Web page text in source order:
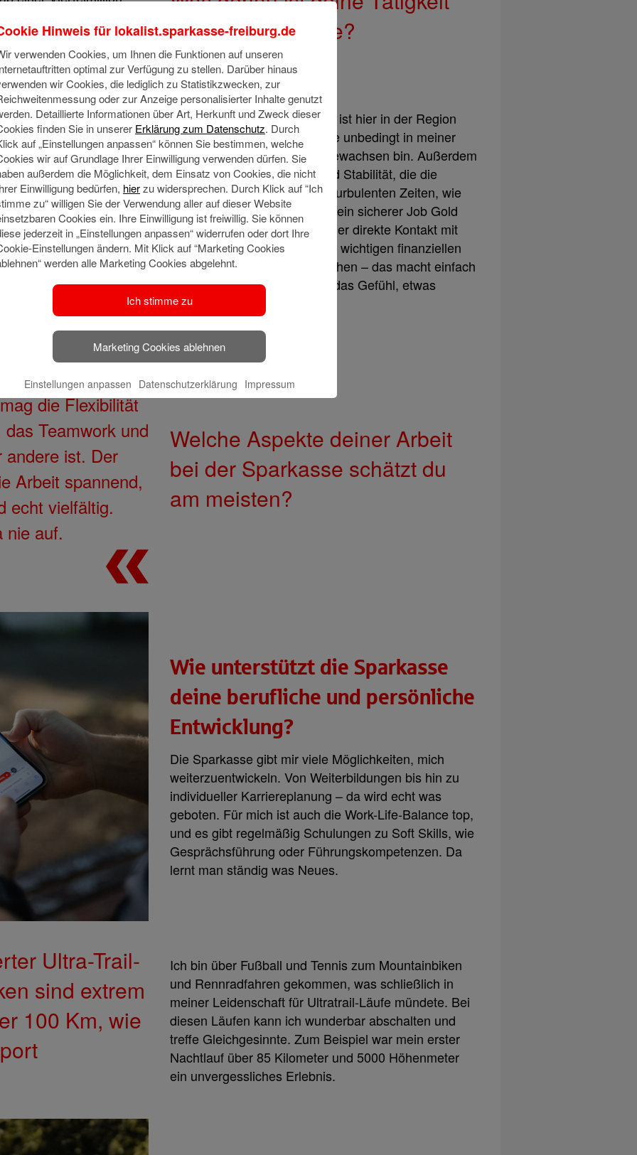
Geld nach den
und aktiv zu
zu erzielen.
bei der Sparkasse?
Sparkasse
Breisgau zu
Ganz einfach: Die Sparkasse ist hier in der Region
fest verankert – und ich wollte unbedingt in meiner
Heimat arbeiten, wo ich aufgewachsen bin. Außerdem
schätze ich die Sicherheit und Stabilität, die die
Sparkasse bietet. Gerade in turbulenten Zeiten, wie
während der Coronakrise, ist ein sicherer Job Gold
wert. Und last but not least: Der direkte Kontakt mit
den Menschen hier, ihnen bei wichtigen finanziellen
Entscheidungen zur Seite stehen – das macht einfach
Spaß und gibt mir jeden Tag das Gefühl, etwas
Sinnvolles zu tun.
die Flexibilität
Teamwork und
andere ist. Der
Arbeit spannend,
echt vielfältig.
nie auf.
Welche Aspekte deiner Arbeit
bei der Sparkasse schätzt du
am meisten?
Wie unterstützt die Sparkasse
deine berufliche und persönliche
Entwicklung?
Die Sparkasse gibt mir viele Möglichkeiten, mich
weiterzuentwickeln. Von Weiterbildungen bis hin zu
individueller Karriereplanung – da wird echt was
geboten. Für mich ist auch die Work-Life-Balance top,
und es gibt regelmäßig Schulungen zu Soft Skills, wie
Gesprächsführung oder Führungskompetenzen. Da
lernt man ständig was Neues.
Ultra-Trail-
sind extrem
100 Km, wie
Ich bin über Fußball und Tennis zum Mountainbiken
und Rennradfahren gekommen, was schließlich in
meiner Leidenschaft für Ultratrail-Läufe mündete. Bei
diesen Läufen kann ich wunderbar abschalten und
treffe Gleichgesinnte. Zum Beispiel war mein erster
Nachtlauf über 85 Kilometer und 5000 Höhenmeter
ein unvergessliches Erlebnis.
Hinweis für lokalist.sparkasse-freiburg.de
verwenden Cookies, um Ihnen die Funktionen auf unseren
optimal zur Verfügung zu stellen. Darüber hinaus
wir Cookies, die lediglich zu Statistikzwecken, zur
oder zur Anzeige personalisierter Inhalte genutzt
Detaillierte Informationen über Art, Herkunft und Zweck dieser
finden Sie in unserer Erklärung zum Datenschutz. Durch
auf „Einstellungen anpassen“ können Sie bestimmen, welche
wir auf Grundlage Ihrer Einwilligung verwenden dürfen. Sie
außerdem die Möglichkeit, dem Einsatz von Cookies, die nicht
Einwilligung bedürfen, hierzu widersprechen. Durch Klick auf “Ich
zu“ willigen Sie der Verwendung aller auf dieser Website
Cookies ein. Ihre Einwilligung ist freiwillig. Sie können
jederzeit in „Einstellungen anpassen“ widerrufen oder dort Ihre
Einstellungen ändern. Mit Klick auf “Marketing Cookies
werden alle Marketing Cookies abgelehnt.
Ich stimme zu
Marketing Cookies ablehnen
Einstellungen anpassen Datenschutzerklärung Impressum